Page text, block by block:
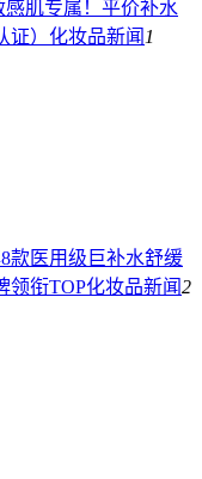
感肌专属！平价补水
） 化妆品新闻 1
8款医用级巨补水舒缓
领衔TOP化妆品新闻2